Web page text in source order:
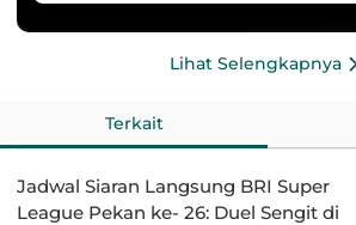
Lihat Selengkapnya
Terkait
Jadwal Siaran Langsung BRI Super
League Pekan ke- 26: Duel Sengit di